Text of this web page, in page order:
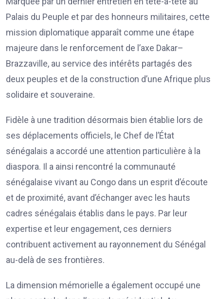
Palais du Peuple et par des honneurs militaires, cette
mission diplomatique apparaît comme une étape
majeure dans le renforcement de l’axe Dakar–
Brazzaville, au service des intérêts partagés des
deux peuples et de la construction d’une Afrique plus
solidaire et souveraine.
Fidèle à une tradition désormais bien établie lors de
ses déplacements officiels, le Chef de l’État
sénégalais a accordé une attention particulière à la
diaspora. Il a ainsi rencontré la communauté
sénégalaise vivant au Congo dans un esprit d’écoute
et de proximité, avant d’échanger avec les hauts
cadres sénégalais établis dans le pays. Par leur
expertise et leur engagement, ces derniers
contribuent activement au rayonnement du Sénégal
au-delà de ses frontières.
La dimension mémorielle a également occupé une